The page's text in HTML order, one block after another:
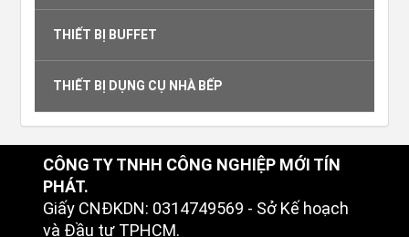
THIẾT BỊ BUFFET
THIẾT BỊ DỤNG CỤ NHÀ BẾP
CÔNG TY TNHH CÔNG NGHIỆP MỚI TÍN
PHÁT.
Giấy CNĐKDN: 0314749569 - Sở Kế hoạch
và Đầu tư TPHCM.